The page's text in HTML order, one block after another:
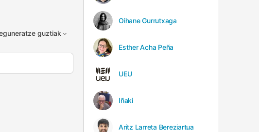
guztiak
Oihane Gurrutxaga
Esther Acha Peña
UEU
Iñaki
Aritz Larreta Bereziartua